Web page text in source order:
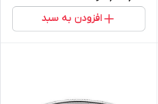
افزودن به سبد